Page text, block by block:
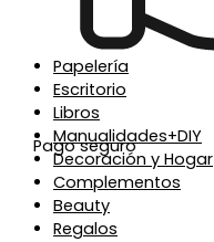
Papelería
Escritorio
Libros
Manualidades+DIY
Decoración y Hogar
Complementos
Beauty
Regalos
Pago seguro